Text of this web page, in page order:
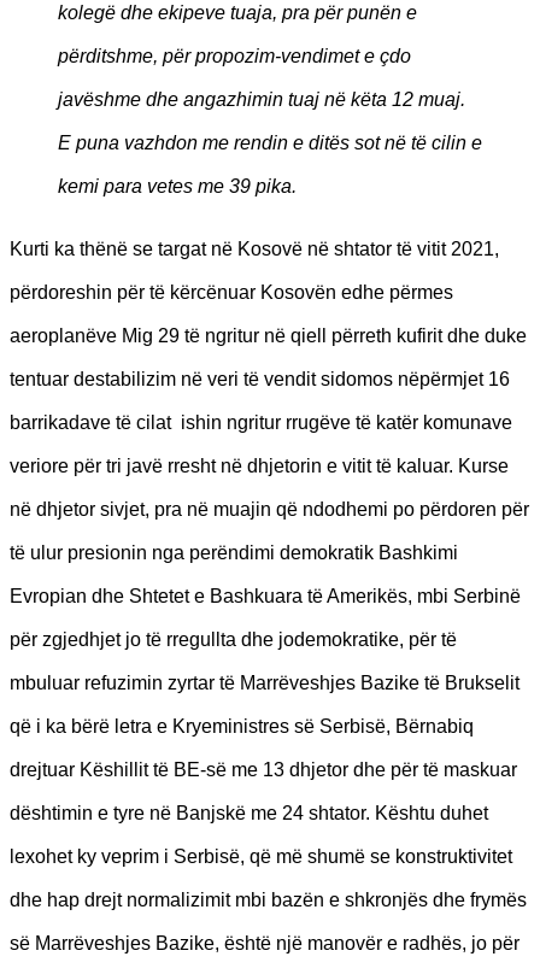
kolegë dhe ekipeve tuaja, pra për punën e
përditshme, për propozim-vendimet e çdo
javëshme dhe angazhimin tuaj në këta 12 muaj.
E puna vazhdon me rendin e ditës sot në të cilin e
kemi para vetes me 39 pika.
Kurti ka thënë se targat në Kosovë në shtator të vitit 2021,
përdoreshin për të kërcënuar Kosovën edhe përmes
aeroplanëve Mig 29 të ngritur në qiell përreth kufirit dhe duke
tentuar destabilizim në veri të vendit sidomos nëpërmjet 16
barrikadave të cilat ishin ngritur rrugëve të katër komunave
veriore për tri javë rresht në dhjetorin e vitit të kaluar. Kurse
në dhjetor sivjet, pra në muajin që ndodhemi po përdoren për
të ulur presionin nga perëndimi demokratik Bashkimi
Evropian dhe Shtetet e Bashkuara të Amerikës, mbi Serbinë
për zgjedhjet jo të rregullta dhe jodemokratike, për të
mbuluar refuzimin zyrtar të Marrëveshjes Bazike të Brukselit
që i ka bërë letra e Kryeministres së Serbisë, Bërnabiq
drejtuar Këshillit të BE-së me 13 dhjetor dhe për të maskuar
dështimin e tyre në Banjskë me 24 shtator. Kështu duhet
lexohet ky veprim i Serbisë, që më shumë se konstruktivitet
dhe hap drejt normalizimit mbi bazën e shkronjës dhe frymës
së Marrëveshjes Bazike, është një manovër e radhës, jo për